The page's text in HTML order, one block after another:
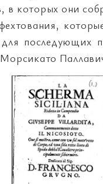
в которых они
для последующих